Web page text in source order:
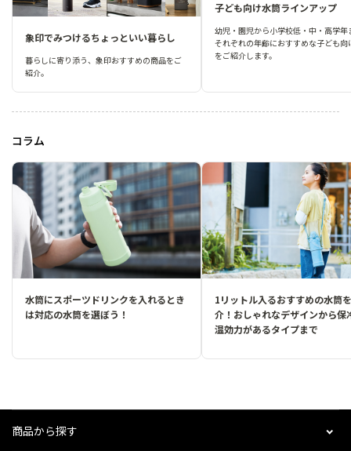
象印でみつけるちょっといい暮らし
暮らしに寄り添う、象印おすすめの商品をご
紹介。
子ども向け水筒ラインアップ
幼児・園児から小学校低・中・高学年
それぞれの年齢におすすめな子ども向
をご紹介します。
コラム
水筒にスポーツドリンクを入れるとき
は対応の水筒を選ぼう！
1リットル入るおすすめの水筒
介！おしゃれなデザインから保
温効力があるタイプまで
商品から探す